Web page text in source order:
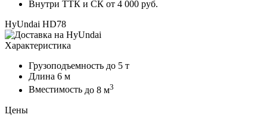
Внутри ТТК и СК от 4 000 руб.
HyUndai HD78
Характеристика
Грузоподъемность до 5 т
Длина 6 м
Вместимость до 8 м3
Цены